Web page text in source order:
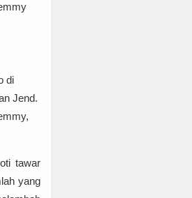
di
Jend.
tawar
yang